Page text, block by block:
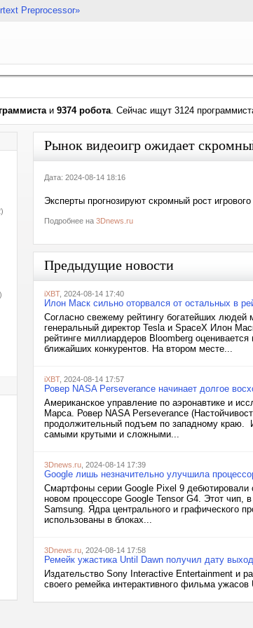
Preprocessor»
и 9374 робота. Сейчас ищут 3124
Рынок видеоигр ожидает
Дата: 2024-08-14 18:16
Эксперты прогнозируют скромный рост
Подробнее на 3Dnews.ru
Предыдущие новости
iXBT, 2024-08-14 17:40
Илон Маск сильно оторвался от остальных в
Согласно свежему рейтингу богатейших людей
генеральный директор Tesla и SpaceX Илон
рейтинге миллиардеров Bloomberg
ближайших конкурентов. На втором месте...
iXBT, 2024-08-14 17:57
Ровер NASA Perseverance начинает долгое
Американское управление по аэронавтике и
Марса. Ровер NASA Perseverance
продолжительный подъем по западному краю.
самыми крутыми и сложными...
3Dnews.ru , 2024-08-14 17:39
Google лишь незначительно улучшила
Смартфоны серии Google Pixel 9 дебютировали
новом процессоре Google Tensor G4. Этот чип,
Samsung. Ядра центрального и графического
использованы в блоках...
3Dnews.ru , 2024-08-14 17:58
Ремейк ужастика Until Dawn получил дату
Издательство Sony Interactive Entertainment и
своего ремейка интерактивного фильма